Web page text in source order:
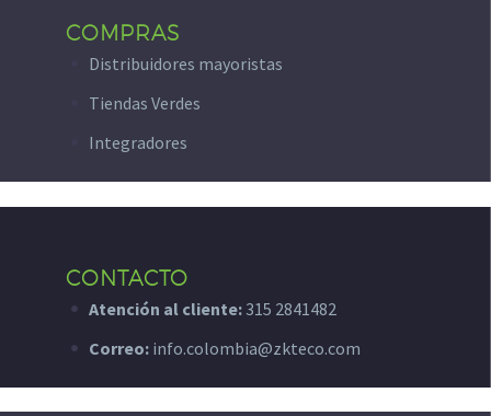
COMPRAS
Distribuidores mayoristas
Tiendas Verdes
Integradores
CONTACTO
Atención al cliente: 315 2841482
Correo: info.colombia@zkteco.com